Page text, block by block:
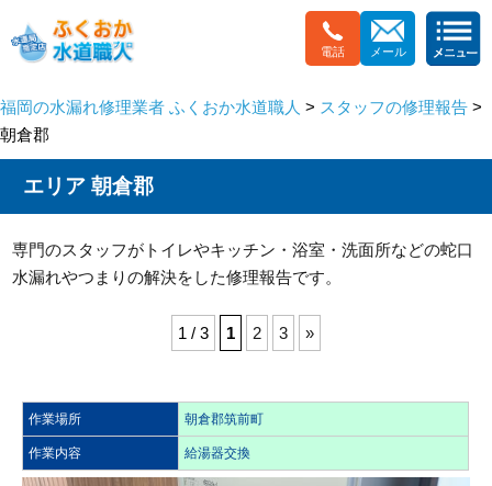
電話 メール
福岡の水漏れ修理業者 ふくおか水道職人 > スタッフの修理報告 >
朝倉郡
エリア 朝倉郡
専門のスタッフがトイレやキッチン・浴室・洗面所などの蛇口
水漏れやつまりの解決をした修理報告です。
1 / 3 1 2 3 »
作業場所 朝倉郡筑前町
作業内容 給湯器交換